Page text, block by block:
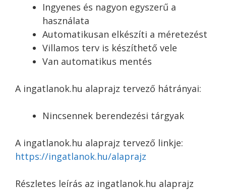
Ingyenes és nagyon egyszerű a
használata
Automatikusan elkészíti a méretezést
Villamos terv is készíthető vele
Van automatikus mentés
A ingatlanok.hu alaprajz tervező hátrányai:
Nincsennek berendezési tárgyak
A ingatlanok.hu alaprajz tervező linkje:
https://ingatlanok.hu/alaprajz
Részletes leírás az ingatlanok.hu alaprajz